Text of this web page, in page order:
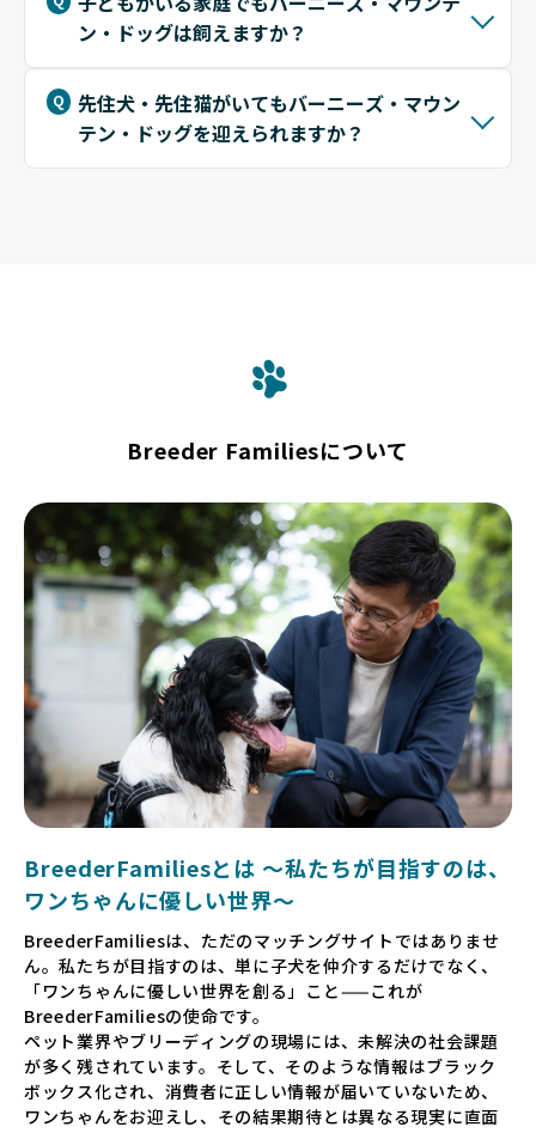
ン・ドッグは飼えますか？
先住犬・先住猫がいてもバーニーズ・マウン
テン・ドッグを迎えられますか？
Breeder Familiesについて
BreederFamiliesとは 〜私たちが目指すのは、
ワンちゃんに優しい世界〜
BreederFamiliesは、ただのマッチングサイトではありませ
ん。私たちが目指すのは、単に子犬を仲介するだけでなく、
「ワンちゃんに優しい世界を創る」こと——これが
BreederFamiliesの使命です。
ペット業界やブリーディングの現場には、未解決の社会課題
が多く残されています。そして、そのような情報はブラック
ボックス化され、消費者に正しい情報が届いていないため、
ワンちゃんをお迎えし、その結果期待とは異なる現実に直面